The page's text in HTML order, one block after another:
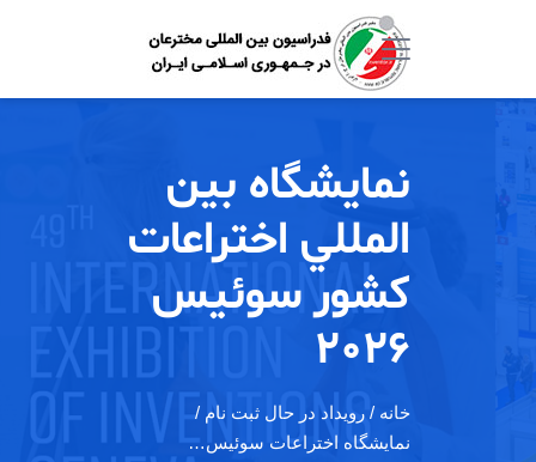
نمایشگاه بين
المللي اختراعات
کشور سوئيس
2026
خانه / رویداد در حال ثبت نام /
نمایشگاه اختراعات سوئيس…